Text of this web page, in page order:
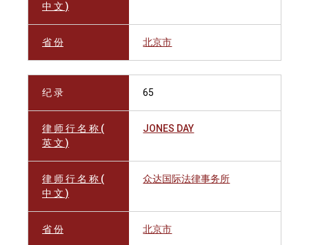
中 文 )
省 份 北京市
纪 录 65
律 师 行 名 称 (
英 文 )
JONES DAY
律 师 行 名 称 (
中 文 )
众达国际法律事务所
省 份 北京市